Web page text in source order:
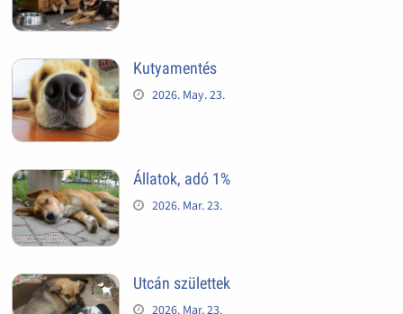
Kutyamentés
2026. May. 23.
Állatok, adó 1%
2026. Mar. 23.
Utcán születtek
2026. Mar. 23.